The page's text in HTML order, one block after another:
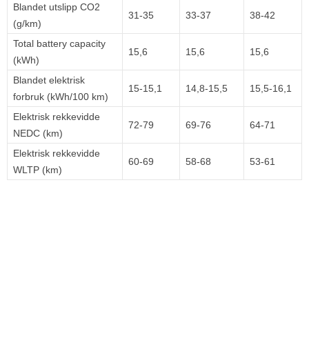
Blandet utslipp CO2
(g/km)
31-35 33-37 38-42
Total battery capacity
(kWh)
15,6 15,6 15,6
Blandet elektrisk
forbruk (kWh/100 km)
15-15,1 14,8-15,5 15,5-16,1
Elektrisk rekkevidde
NEDC (km)
72-79 69-76 64-71
Elektrisk rekkevidde
WLTP (km)
60-69 58-68 53-61